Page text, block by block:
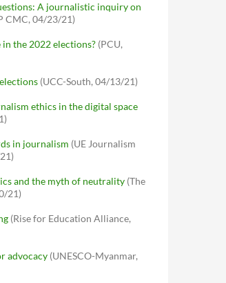
A journalistic inquiry on
CMC, 04/23/21)
in the 2022 elections? (PCU,
(UCC-South, 04/13/21)
ethics in the digital space
in journalism (UE Journalism
and the myth of neutrality (The
21)
(Rise for Education Alliance,
advocacy (UNESCO-Myanmar,